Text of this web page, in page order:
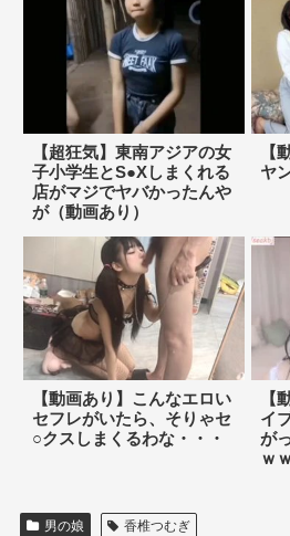
【超狂気】東南アジアの女
子小学生とS●Xしまくれる
店がマジでヤバかったんや
が（動画あり）
【
ヤ
【動画あり】こんなエロい
セフレがいたら、そりゃセ
○クスしまくるわな・・・
【
イ
が
ｗｗ
男の娘 香椎つむぎ